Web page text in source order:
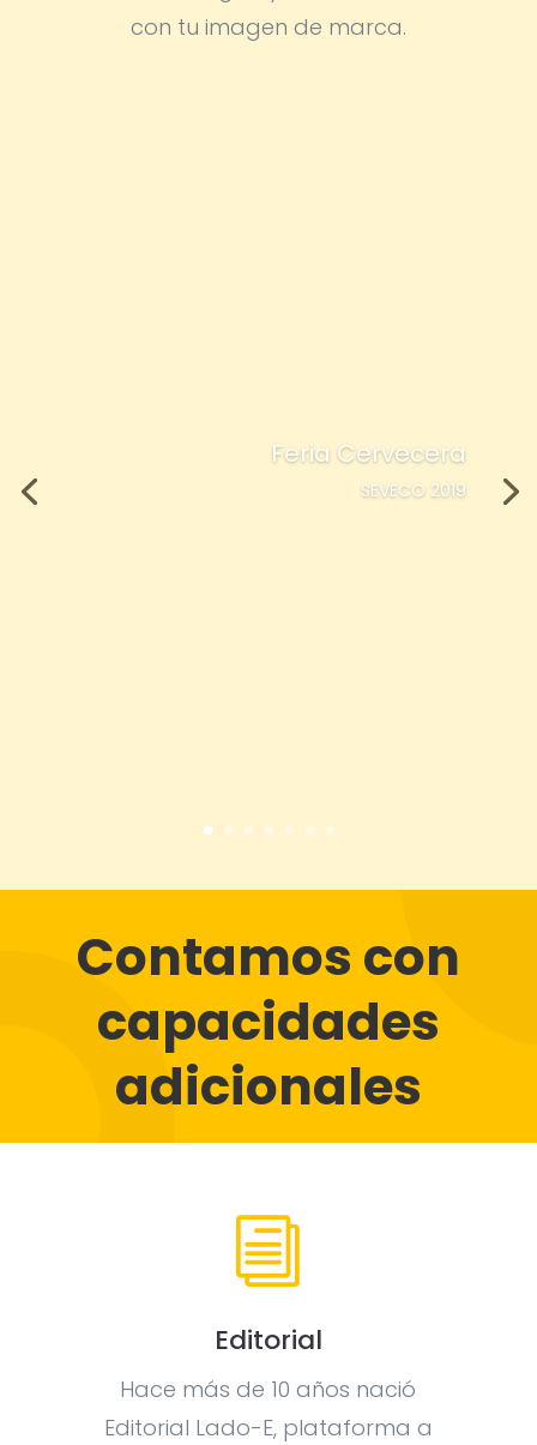
con tu imagen de marca.
Feria Cervecera
SEVECO 2019
Contamos con
capacidades
adicionales
i
Editorial
Hace más de 10 años nació
Editorial Lado-E, plataforma a